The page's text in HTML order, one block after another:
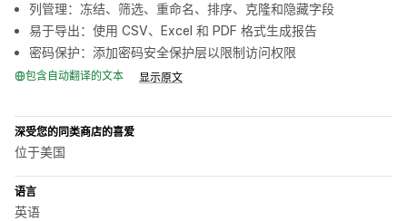
列管理：冻结、筛选、重命名、排序、克隆和隐藏字段
易于导出：使用 CSV、Excel 和 PDF 格式生成报告
密码保护：添加密码安全保护层以限制访问权限
包含自动翻译的文本 显示原文
深受您的同类商店的喜爱
位于美国
语言
英语